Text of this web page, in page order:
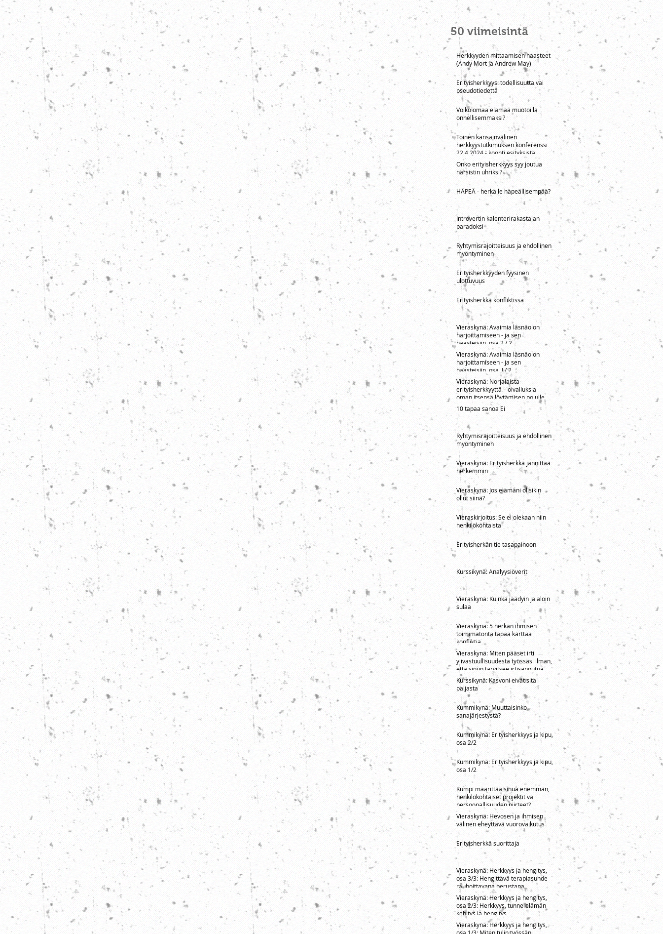
50 viimeisintä
Herkkyyden mittaamisen haasteet
(Andy Mort ja Andrew May)
Erityisherkkyys: todellisuutta vai
pseudotiedettä
Voiko omaa elämää muotoilla
onnellisemmaksi?
Toinen kansainvälinen
herkkyystutkimuksen konferenssi
22.4.2024 - koonti esityksistä
Onko erityisherkkyys syy joutua
narsistin uhriksi?
HÄPEÄ - herkälle häpeällisempää?
Introvertin kalenterirakastajan
paradoksi
Ryhtymisrajoitteisuus ja ehdollinen
myöntyminen
Erityisherkkyyden fyysinen
ulottuvuus
Erityisherkkä konfliktissa
Vieraskynä: Avaimia läsnäolon
harjoittamiseen - ja sen
haasteisiin, osa 2 / 2
Vieraskynä: Avaimia läsnäolon
harjoittamiseen - ja sen
haasteisiin, osa I / 2
Vieraskynä: Norjalaista
erityisherkkyyttä – oivalluksia
oman itsensä löytämisen polulle
10 tapaa sanoa Ei
Ryhtymisrajoitteisuus ja ehdollinen
myöntyminen
Vieraskynä: Erityisherkkä jännittää
herkemmin
Vieraskynä: Jos elämäni olisikin
ollut siinä?
Vieraskirjoitus: Se ei olekaan niin
henkilökohtaista
Erityisherkän tie tasapainoon
Kurssikynä: Analyysiöverit
Vieraskynä: Kuinka jäädyin ja aloin
sulaa
Vieraskynä: 5 herkän ihmisen
toimimatonta tapaa karttaa
konfliktia
Vieraskynä: Miten pääset irti
ylivastuullisuudesta työssäsi ilman,
että sinun tarvitsee irtisanoutua
Kurssikynä: Kasvoni eivät sitä
paljasta
Kummikynä: Muuttaisinko
sanajärjestystä?
Kummikynä: Erityisherkkyys ja kipu,
osa 2/2
Kummikynä: Erityisherkkyys ja kipu,
osa 1/2
Kumpi määrittää sinua enemmän,
henkilökohtaiset projektit vai
persoonallisuuden piirteet?
Vieraskynä: Hevosen ja ihmisen
välinen eheyttävä vuorovaikutus
Erityisherkkä suorittaja
Vieraskynä: Herkkyys ja hengitys,
osa 3/3: Hengittävä terapiasuhde
rauhoittavana perustana
Vieraskynä: Herkkyys ja hengitys,
osa 2/3: Herkkyys, tunne-elämän
kehitys ja hengitys
Vieraskynä: Herkkyys ja hengitys,